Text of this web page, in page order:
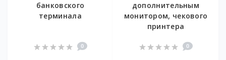
банковского
терминала
0
дополнительным
монитором, чекового
принтера
0